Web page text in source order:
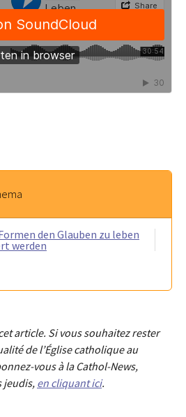
den Glauben zu leben
werden
article. Si vous souhaitez rester
de l’Église catholique au
vous à la Cathol-News,
jeudis, en cliquant ici.